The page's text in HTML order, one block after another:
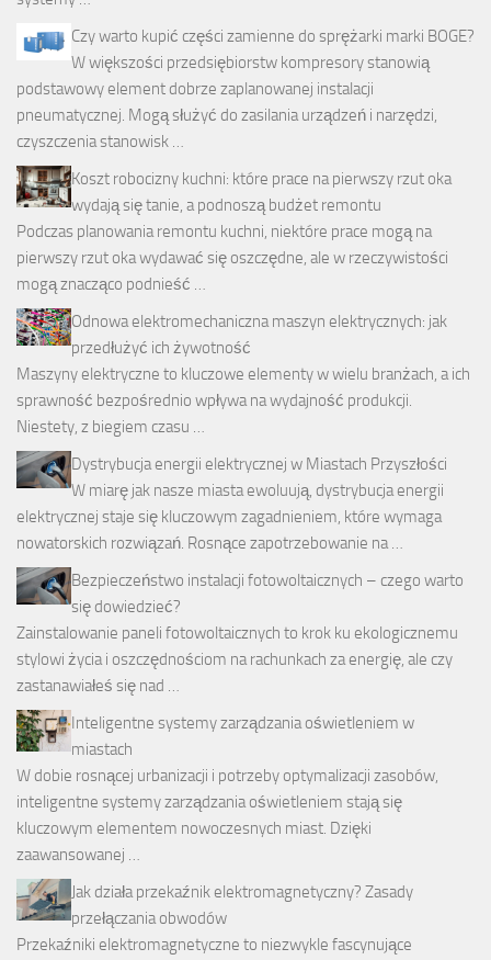
Czy warto kupić części zamienne do sprężarki marki BOGE?
W większości przedsiębiorstw kompresory stanowią
podstawowy element dobrze zaplanowanej instalacji
pneumatycznej. Mogą służyć do zasilania urządzeń i narzędzi,
czyszczenia stanowisk …
Koszt robocizny kuchni: które prace na pierwszy rzut oka
wydają się tanie, a podnoszą budżet remontu
Podczas planowania remontu kuchni, niektóre prace mogą na
pierwszy rzut oka wydawać się oszczędne, ale w rzeczywistości
mogą znacząco podnieść …
Odnowa elektromechaniczna maszyn elektrycznych: jak
przedłużyć ich żywotność
Maszyny elektryczne to kluczowe elementy w wielu branżach, a ich
sprawność bezpośrednio wpływa na wydajność produkcji.
Niestety, z biegiem czasu …
Dystrybucja energii elektrycznej w Miastach Przyszłości
W miarę jak nasze miasta ewoluują, dystrybucja energii
elektrycznej staje się kluczowym zagadnieniem, które wymaga
nowatorskich rozwiązań. Rosnące zapotrzebowanie na …
Bezpieczeństwo instalacji fotowoltaicznych – czego warto
się dowiedzieć?
Zainstalowanie paneli fotowoltaicznych to krok ku ekologicznemu
stylowi życia i oszczędnościom na rachunkach za energię, ale czy
zastanawiałeś się nad …
Inteligentne systemy zarządzania oświetleniem w
miastach
W dobie rosnącej urbanizacji i potrzeby optymalizacji zasobów,
inteligentne systemy zarządzania oświetleniem stają się
kluczowym elementem nowoczesnych miast. Dzięki
zaawansowanej …
Jak działa przekaźnik elektromagnetyczny? Zasady
przełączania obwodów
Przekaźniki elektromagnetyczne to niezwykle fascynujące